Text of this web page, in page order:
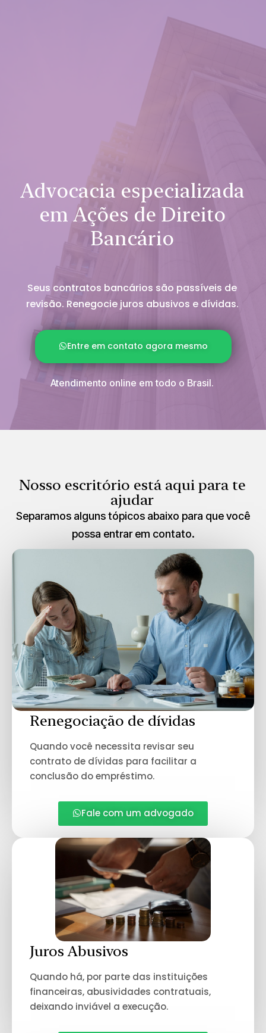
Advocacia especializada
em Ações de Direito
Bancário
Seus contratos bancários são passíveis de
revisão. Renegocie juros abusivos e dívidas.
Entre em contato agora mesmo
Atendimento online em todo o Brasil.
Nosso escritório está aqui para te
ajudar
Separamos alguns tópicos abaixo para que você
possa entrar em contato.
Renegociação de dívidas
Quando você necessita revisar seu
contrato de dívidas para facilitar a
conclusão do empréstimo.
Fale com um advogado
Juros Abusivos
Quando há, por parte das instituições
financeiras, abusividades contratuais,
deixando inviável a execução.